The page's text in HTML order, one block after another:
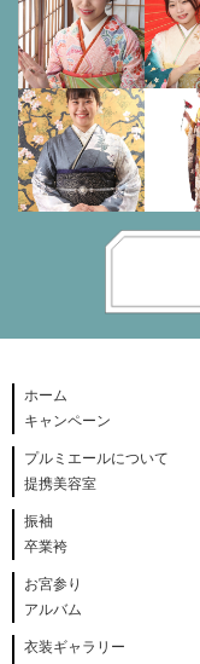
ホーム
キャンペーン
プルミエールについて
提携美容室
振袖
卒業袴
お宮参り
アルバム
衣装ギャラリー